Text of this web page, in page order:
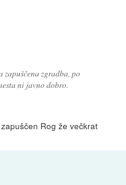
zapuščena zgradba, po
ni javno dobro.
Rog že večkrat